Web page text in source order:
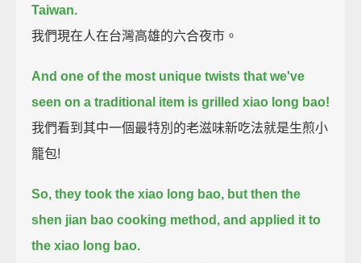
Taiwan.
我們現在人在台灣高雄的六合夜市。
And one of the most unique twists that we've
seen on a traditional item is grilled xiao long bao!
我們看到其中一個最特別的老滋味新吃法就是生煎小
籠包!
So, they took the xiao long bao, but then the
shen jian bao cooking method, and applied it to
the xiao long bao.